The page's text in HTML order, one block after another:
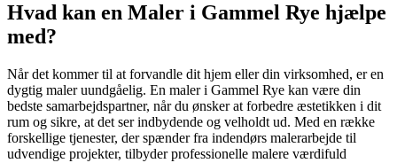
Hvad kan en Maler i Gammel Rye hjælpe
med?
Når det kommer til at forvandle dit hjem eller din virksomhed, er en
dygtig maler uundgåelig. En maler i Gammel Rye kan være din
bedste samarbejdspartner, når du ønsker at forbedre æstetikken i dit
rum og sikre, at det ser indbydende og velholdt ud. Med en række
forskellige tjenester, der spænder fra indendørs malerarbejde til
udvendige projekter, tilbyder professionelle malere værdifuld